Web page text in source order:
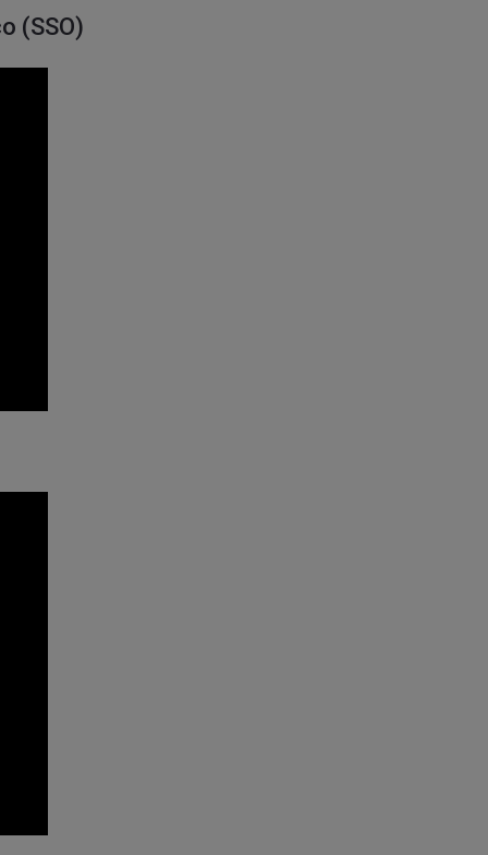
(SSO)